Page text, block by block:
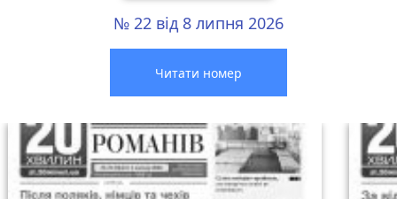
№ 22 від 8 липня 2026
Читати номер